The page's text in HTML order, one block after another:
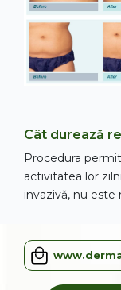
Cât durează
Procedura
activitatea lor
invazivă, nu